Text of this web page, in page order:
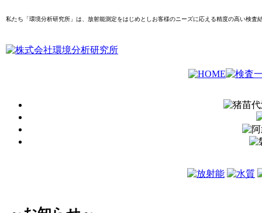
私たち「環境分析研究所」は、放射能測定をはじめとしお客様のニーズに応える精度の高い検査